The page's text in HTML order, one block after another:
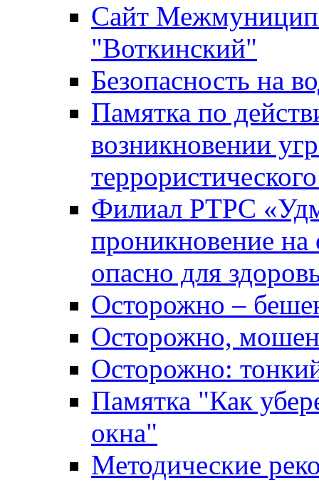
Сайт
"Воткинский"
Безопасность на
Памятка по
возникновении
Филиал РТРС
проникновение на
опасно для
Осторожно –
Осторожно,
Осторожно:
Памятка "Как
окна"
Методические